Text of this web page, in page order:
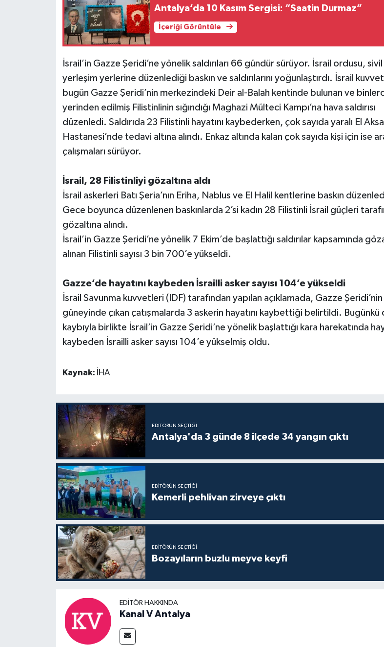
Antalya’da 10 Kasım Sergisi: “Saatin Durmaz”
İçeriği Görüntüle
İsrail’in Gazze Şeridi’ne yönelik saldırıları 66 gündür sürüyor. İsrail ordusu, sivil
yerleşim yerlerine düzenlediği baskın ve saldırılarını yoğunlaştırdı. İsrail
bugün Gazze Şeridi’nin merkezindeki Deir al-Balah kentinde bulunan ve
yerinden edilmiş Filistinlinin sığındığı Maghazi Mülteci Kampı’na hava saldırısı
düzenledi. Saldırıda 23 Filistinli hayatını kaybederken, çok sayıda yaralı El Aksa
Hastanesi’nde tedavi altına alındı. Enkaz altında kalan çok sayıda kişi için ise
çalışmaları sürüyor.
İsrail, 28 Filistinliyi gözaltına aldı
İsrail askerleri Batı Şeria’nın Eriha, Nablus ve El Halil kentlerine baskın
Gece boyunca düzenlenen baskınlarda 2’si kadın 28 Filistinli İsrail güçleri
gözaltına alındı.
İsrail’in Gazze Şeridi’ne yönelik 7 Ekim’de başlattığı saldırılar kapsamında
alınan Filistinli sayısı 3 bin 700’e yükseldi.
Gazze’de hayatını kaybeden İsrailli asker sayısı 104’e yükseldi
İsrail Savunma kuvvetleri (IDF) tarafından yapılan açıklamada, Gazze Şeridi’nin
güneyinde çıkan çatışmalarda 3 askerin hayatını kaybettiği belirtildi. Bugünkü
kaybıyla birlikte İsrail’in Gazze Şeridi’ne yönelik başlattığı kara harekatında
kaybeden İsrailli asker sayısı 104’e yükselmiş oldu.
Kaynak: İHA
EDITÖRÜN SEÇTIĞI
Antalya'da 3 günde 8 ilçede 34 yangın çıktı
EDITÖRÜN SEÇTIĞI
Kemerli pehlivan zirveye çıktı
EDITÖRÜN SEÇTIĞI
Bozayıların buzlu meyve keyfi
EDITÖR HAKKINDA
Kanal V Antalya
Sosyal medya